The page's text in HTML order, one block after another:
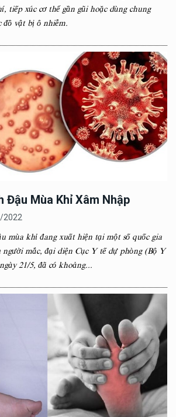
tiếp xúc cơ thể gần gũi hoặc dùng chung
đồ vật bị ô nhiễm.
Đậu Mùa Khỉ Xâm Nhập
2022
mùa khỉ đang xuất hiện tại một số quốc gia
mắc, đại diện Cục Y tế dự phòng (Bộ Y
21/5, đã có khoảng...